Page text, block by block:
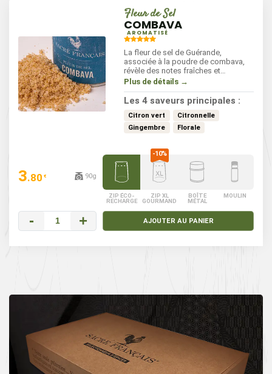
Fleur de Sel
COMBAVA
AROMATISÉ
La fleur de sel de Guérande,
associée à la poudre de combava,
révèle des notes fraîches et
citronnées. Cette combinaison
délicatesse, sans dominer les autres
saveurs. À saupoudrer sur les currys,
poissons, viandes grillées, ou même
sur une simple salade pour une
Plus de détails →
Les 4 saveurs principales :
Citron vert
Citronnelle
Gingembre
Florale
3.80 € 90g
ZIP ÉCO-
RECHARGE
ZIP XL
GOURMAND
BOÎTE
MÉTAL
MOULIN
- + AJOUTER AU PANIER